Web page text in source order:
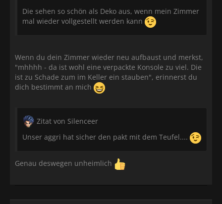
Die sehen so schön als Deko aus, wenn mein Zimmer
mal wieder vollgestellt werden kann
Wenn du dein Zimmer wieder neu aufbaust und merkst,
"mhhhh - da ist wohl eine verpackte Konsole zu viel. Die
ist zu Schade zum im Keller ein stauben", erinnerst du
dich bestimmt an mich
Zitat von Silenceer
Unser aggri hat sicher den pakt mit dem Teufel....
Genau deswegen unheimlich